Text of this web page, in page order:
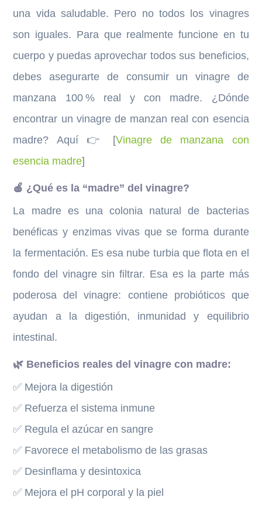
una vida saludable. Pero no todos los vinagres
son iguales. Para que realmente funcione en tu
cuerpo y puedas aprovechar todos sus beneficios,
debes asegurarte de consumir un vinagre de
manzana 100 % real y con madre. ¿Dónde
encontrar un vinagre de manzan real con esencia
madre? Aquí 👉 [Vinagre de manzana con
esencia madre]
🍎 ¿Qué es la “madre” del vinagre?
La madre es una colonia natural de bacterias
benéficas y enzimas vivas que se forma durante
la fermentación. Es esa nube turbia que flota en el
fondo del vinagre sin filtrar. Esa es la parte más
poderosa del vinagre: contiene probióticos que
ayudan a la digestión, inmunidad y equilibrio
intestinal.
🌿 Beneficios reales del vinagre con madre:
✅ Mejora la digestión
✅ Refuerza el sistema inmune
✅ Regula el azúcar en sangre
✅ Favorece el metabolismo de las grasas
✅ Desinflama y desintoxica
✅ Mejora el pH corporal y la piel